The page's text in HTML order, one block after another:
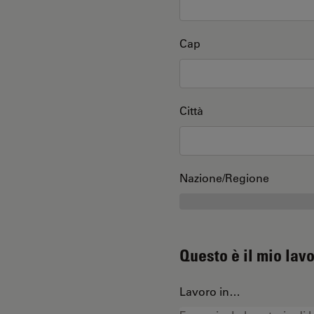
Cap
Città
Nazione/Regione
Questo è il mio
Lavoro in…